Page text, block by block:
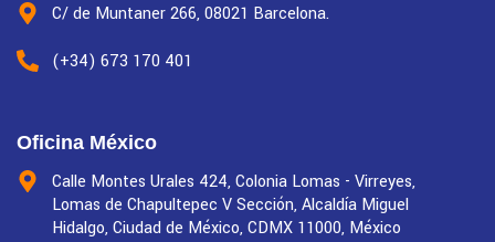
C/ de Muntaner 266, 08021 Barcelona.
(+34) 673 170 401
Oficina México
Calle Montes Urales 424, Colonia Lomas - Virreyes,
Lomas de Chapultepec V Sección, Alcaldía Miguel
Hidalgo, Ciudad de México, CDMX 11000, México